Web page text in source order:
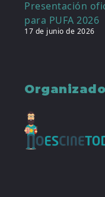
Presentación
para PUFA 2026
17 de junio de 2026